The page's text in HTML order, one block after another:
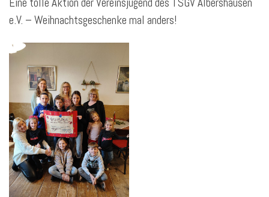
e.V. – Weihnachtsgeschenke mal anders!